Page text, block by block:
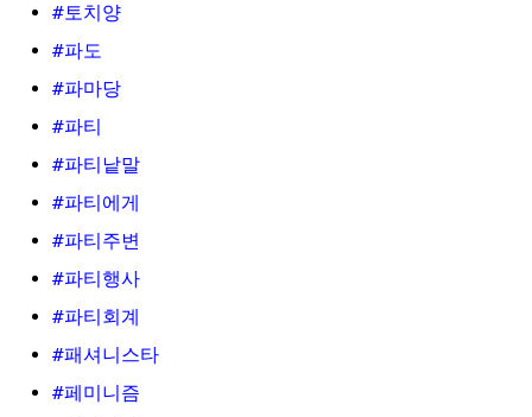
#토치양
#파도
#파마당
#파티
#파티낱말
#파티에게
#파티주변
#파티행사
#파티회계
#패셔니스타
#페미니즘